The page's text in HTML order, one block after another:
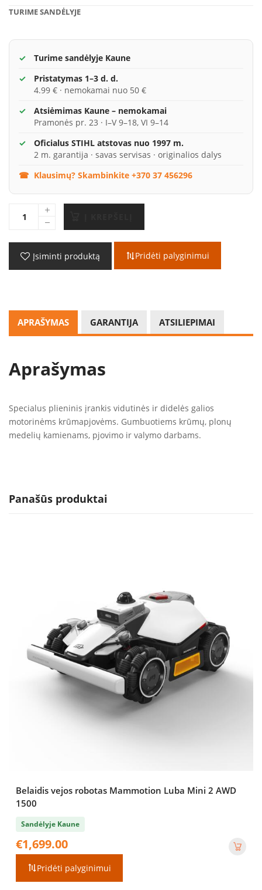
TURIME SANDĖLYJE
Turime sandėlyje Kaune
Pristatymas 1–3 d. d.
4.99 € · nemokamai nuo 50 €
Atsiėmimas Kaune – nemokamai
Pramonės pr. 23 · I–V 9–18, VI 9–14
Oficialus STIHL atstovas nuo 1997 m.
2 m. garantija · savas servisas · originalios dalys
Klausimų? Skambinkite +370 37 456296
Įsiminti produktą Pridėti palyginimui
APRAŠYMAS GARANTIJA ATSILIEPIMAI
Aprašymas
Specialus plieninis įrankis vidutinės ir didelės galios
motorinėms krūmapjovėms. Gumbuotiems krūmų, plonų
medelių kamienams, pjovimo ir valymo darbams.
Panašūs produktai
Belaidis vejos robotas Mammotion Luba Mini 2 AWD
1500
Sandėlyje Kaune
€1,699.00
Pridėti palyginimui